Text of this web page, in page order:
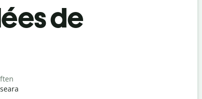
de